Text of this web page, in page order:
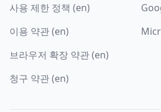
사용 제한 정책 (en)
이용 약관 (en)
브라우저 확장 약관 (en)
청구 약관 (en)